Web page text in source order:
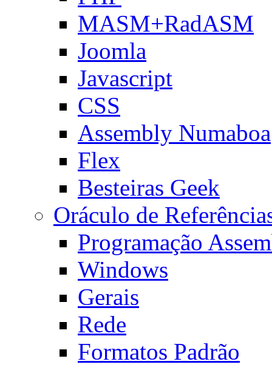
MASM+RadASM
Joomla
Javascript
CSS
Assembly Numaboa
Flex
Besteiras Geek
Oráculo de
Programação
Windows
Gerais
Rede
Formatos Padrão